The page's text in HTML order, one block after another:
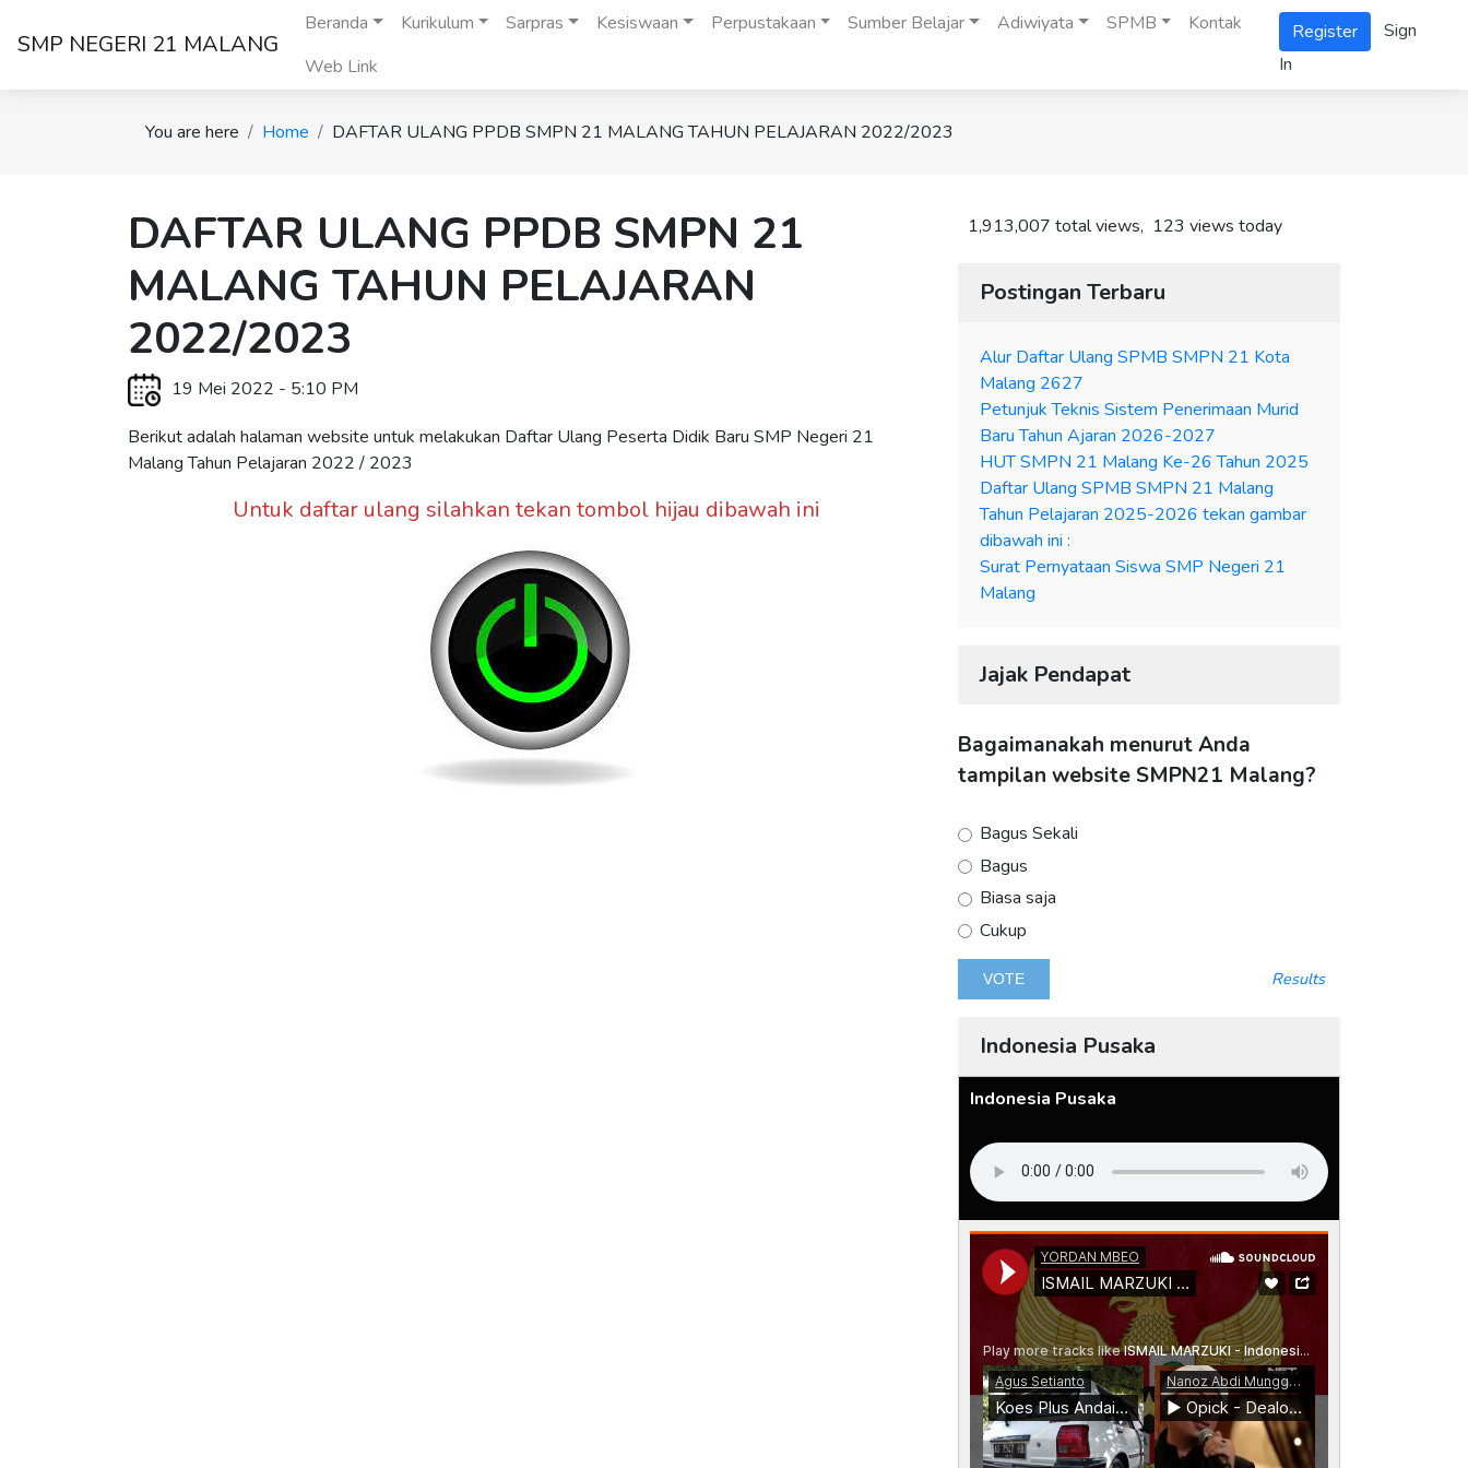
SMP NEGERI 21 MALANG
Beranda Kurikulum Sarpras Kesiswaan Perpustakaan Sumber Belajar Adiwiyata SPMB
Kontak
Web Link
Register
Sign
In
You are here Home DAFTAR ULANG PPDB SMPN 21 MALANG TAHUN PELAJARAN 2022/2023
DAFTAR ULANG PPDB SMPN 21
MALANG TAHUN PELAJARAN
2022/2023
19 Mei 2022 - 5:10 PM
Berikut adalah halaman website untuk melakukan Daftar Ulang Peserta Didik Baru SMP Negeri 21
Malang Tahun Pelajaran 2022 / 2023
Untuk daftar ulang silahkan tekan tombol hijau dibawah ini
1,913,007 total views, 123 views today
Postingan Terbaru
Alur Daftar Ulang SPMB SMPN 21 Kota
Malang 2627
Petunjuk Teknis Sistem Penerimaan Murid
Baru Tahun Ajaran 2026-2027
HUT SMPN 21 Malang Ke-26 Tahun 2025
Daftar Ulang SPMB SMPN 21 Malang
Tahun Pelajaran 2025-2026 tekan gambar
dibawah ini :
Surat Pernyataan Siswa SMP Negeri 21
Malang
Jajak Pendapat
Bagaimanakah menurut Anda
tampilan website SMPN21 Malang?
Bagus Sekali
Bagus
Biasa saja
Cukup
Results
Indonesia Pusaka
Indonesia Pusaka